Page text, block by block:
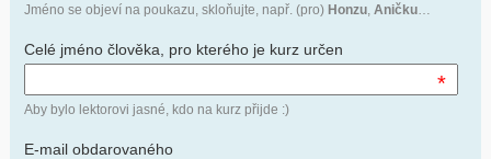
Jméno se objeví na poukazu, skloňujte, např. (pro) Honzu, Aničku…
Celé jméno člověka, pro kterého je kurz určen
*
Aby bylo lektorovi jasné, kdo na kurz přijde :)
E-mail obdarovaného